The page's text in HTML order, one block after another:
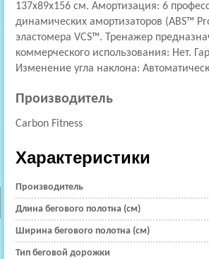
137x89x156 см. Амортизация: 6
динамических амортизаторов (ABS™
эластомера VCS™. Тренажер
коммерческого использования: Нет.
Изменение угла наклона:
Производитель
Carbon Fitness
Характеристики
Производитель
Длина бегового полотна (см)
Ширина бегового полотна (см)
Тип беговой дорожки